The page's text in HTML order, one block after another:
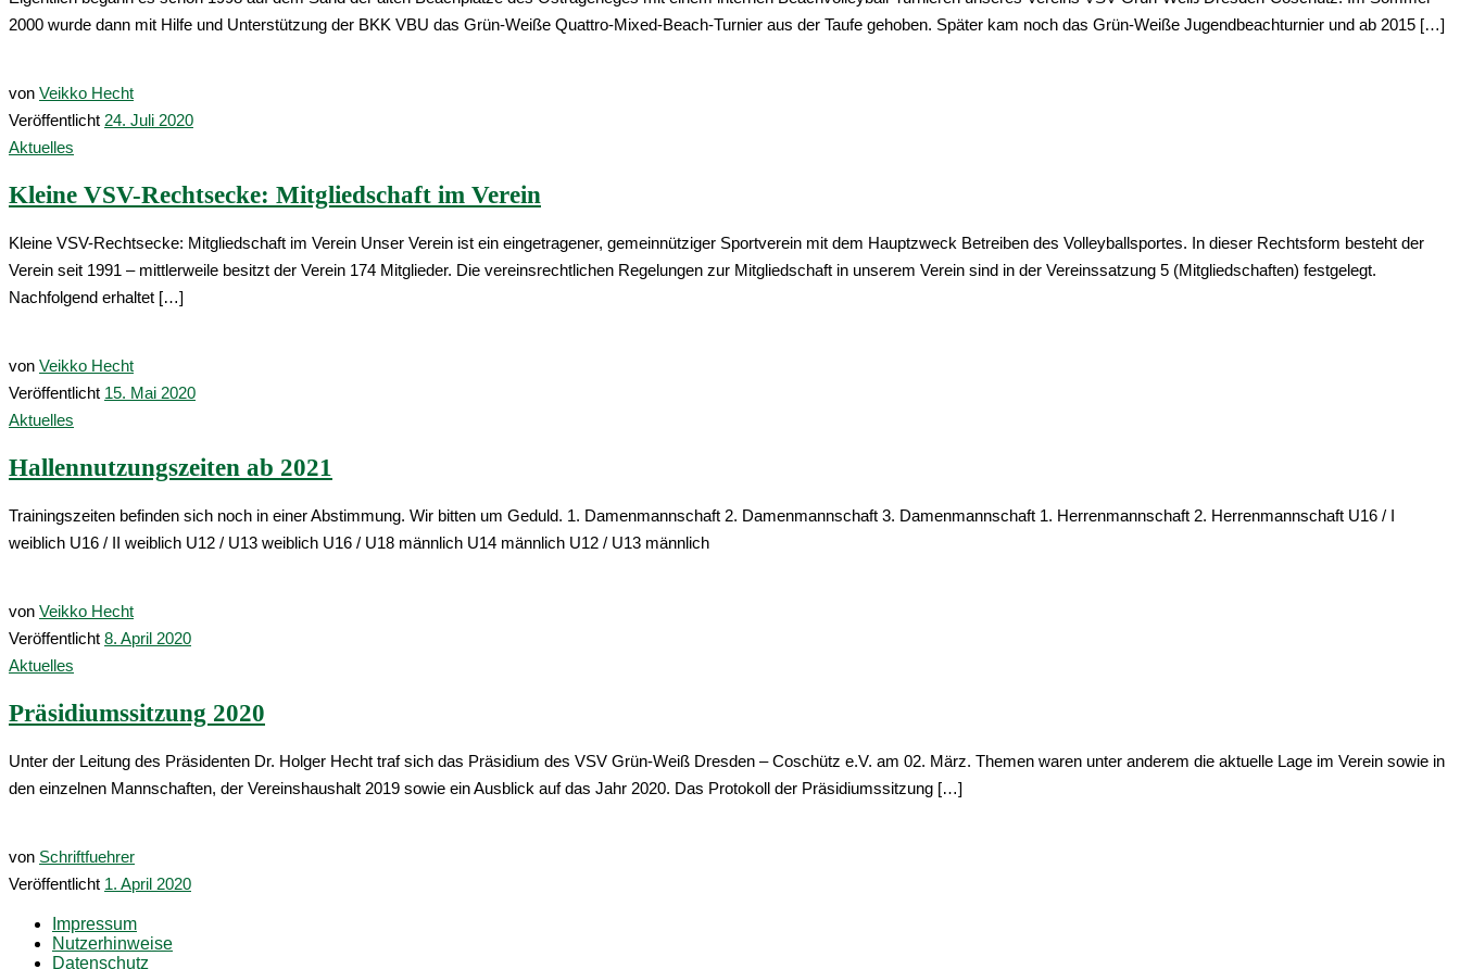
2000 wurde dann mit Hilfe und Unterstützung der BKK VBU das Grün-Weiße Quattro-Mixed-Beach-Turnier aus der Taufe gehoben. Später kam noch das Grün-Weiße Jugendbeachturnier und ab 2015 […]
von Veikko Hecht
Veröffentlicht 24. Juli 2020
Aktuelles
Kleine VSV-Rechtsecke: Mitgliedschaft im Verein
Kleine VSV-Rechtsecke: Mitgliedschaft im Verein Unser Verein ist ein eingetragener, gemeinnütziger Sportverein mit dem Hauptzweck Betreiben des Volleyballsportes. In dieser Rechtsform besteht der
Verein seit 1991 – mittlerweile besitzt der Verein 174 Mitglieder. Die vereinsrechtlichen Regelungen zur Mitgliedschaft in unserem Verein sind in der Vereinssatzung 5 (Mitgliedschaften) festgelegt.
Nachfolgend erhaltet […]
von Veikko Hecht
Veröffentlicht 15. Mai 2020
Aktuelles
Hallennutzungszeiten ab 2021
Trainingszeiten befinden sich noch in einer Abstimmung. Wir bitten um Geduld. 1. Damenmannschaft 2. Damenmannschaft 3. Damenmannschaft 1. Herrenmannschaft 2. Herrenmannschaft U16 / I
weiblich U16 / II weiblich U12 / U13 weiblich U16 / U18 männlich U14 männlich U12 / U13 männlich
von Veikko Hecht
Veröffentlicht 8. April 2020
Aktuelles
Präsidiumssitzung 2020
Unter der Leitung des Präsidenten Dr. Holger Hecht traf sich das Präsidium des VSV Grün-Weiß Dresden – Coschütz e.V. am 02. März. Themen waren unter anderem die aktuelle Lage im Verein sowie in
den einzelnen Mannschaften, der Vereinshaushalt 2019 sowie ein Ausblick auf das Jahr 2020. Das Protokoll der Präsidiumssitzung […]
von Schriftfuehrer
Veröffentlicht 1. April 2020
Impressum
Nutzerhinweise
Datenschutz